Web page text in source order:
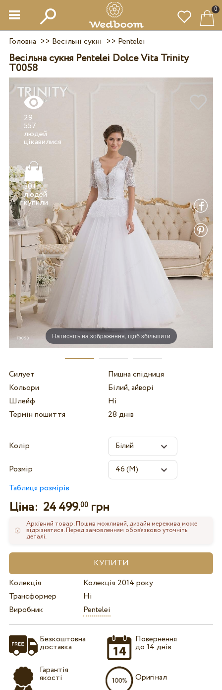
0
Головна >> Весільні сукні >> Pentelei
Весільна сукня Pentelei Dolce Vita Trinity
T0058
Натисніть на зображення, щоб збільшити
29
557
людей
30+
людей
Силует
Пишна спідниця
Кольори
Білий, айворі
Шлейф
Ні
Термін пошиття
28 днів
Колір
Розмір
Таблиця розмірів
Ціна: 24 499.00грн
Архівний товар. Пошив можливий, дизайн мережива може
відрізнятися. Перед замовленням обов’язково уточніть
деталі.
Колекція
Колекція 2014 року
Трансформер
Ні
Виробник
Pentelei
Безкоштовна
доставка
Гарантія
якості
Повернення
до 14 днів
Оригінал